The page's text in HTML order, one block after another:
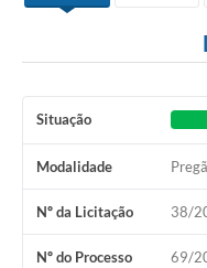
Situação
Modalidade
Nº da Licitação 38/
Nº do Processo 69/